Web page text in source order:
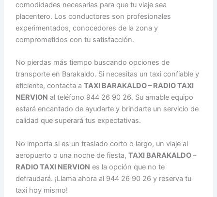
comodidades necesarias para que tu viaje sea
placentero. Los conductores son profesionales
experimentados, conocedores de la zona y
comprometidos con tu satisfacción.
No pierdas más tiempo buscando opciones de
transporte en Barakaldo. Si necesitas un taxi confiable y
eficiente, contacta aTAXI BARAKALDO – RADIO TAXI
NERVION al teléfono 944 26 90 26. Su amable equipo
estará encantado de ayudarte y brindarte un servicio de
calidad que superará tus expectativas.
No importa si es un traslado corto o largo, un viaje al
aeropuerto o una noche de fiesta,TAXI BARAKALDO –
RADIO TAXI NERVION es la opción que no te
defraudará. ¡Llama ahora al 944 26 90 26 y reserva tu
taxi hoy mismo!